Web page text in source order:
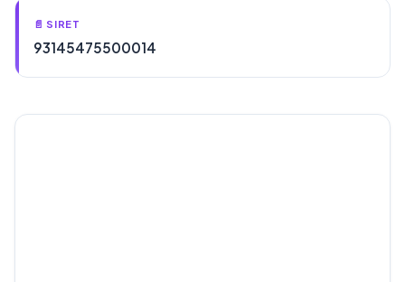
📄 SIRET
93145475500014